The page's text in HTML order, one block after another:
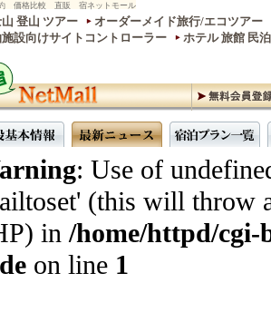
価格比較 直販 宿ネットモール
登山 ツアー
オーダーメイド旅行/エコツアー
設向けサイトコントローラー
ホテル 旅館 民
: Use of
(this will throw
in/home/httpd/cgi-
on line 1